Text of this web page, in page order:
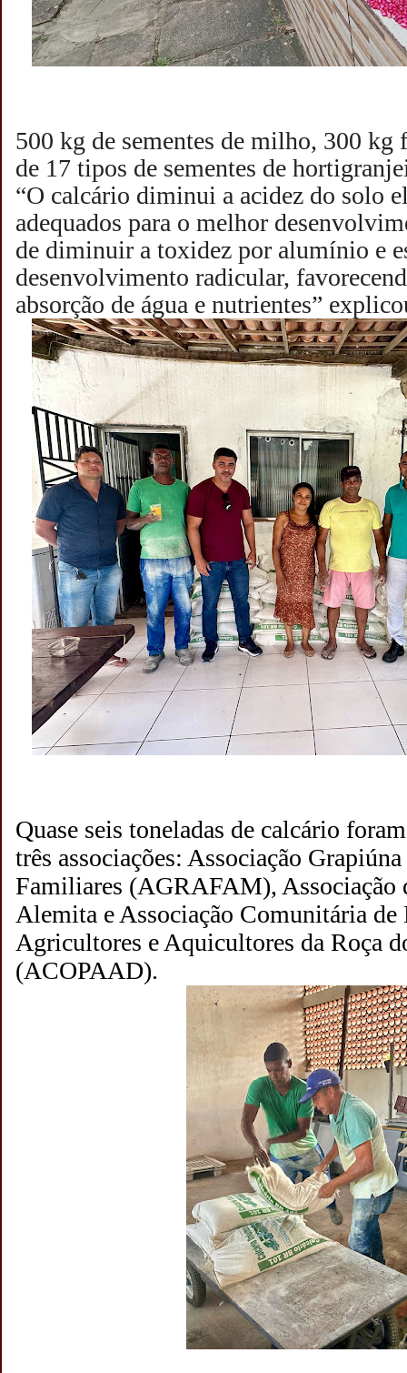
500 kg de sementes de milho, 300 kg
de 17 tipos de sementes de
“O calcário diminui a acidez do solo
adequados para o melhor
de diminuir a toxidez por alumínio e
desenvolvimento radicular,
absorção de água e nutrientes”
Quase seis toneladas de calcário
três associações: Associação
Familiares (AGRAFAM), Associação
Alemita e Associação Comunitária de
Agricultores e Aquicultores da Roça
(ACOPAAD).